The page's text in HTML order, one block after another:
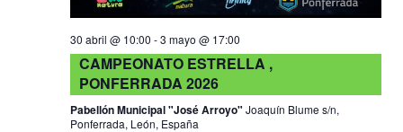
30 abril @ 10:00 -3 mayo @ 17:00
CAMPEONATO ESTRELLA ,
PONFERRADA 2026
Pabellón Municipal "José Arroyo" Joaquín Blume s/n,
Ponferrada, León, España